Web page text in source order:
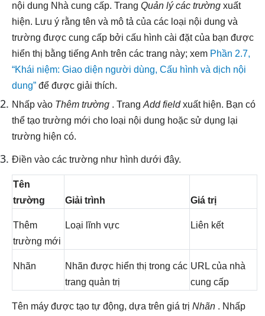
nội dung Nhà cung cấp. TrangQuản lý các trường xuất
hiện. Lưu ý rằng tên và mô tả của các loại nội dung và
trường được cung cấp bởi cấu hình cài đặt của bạn được
hiển thị bằng tiếng Anh trên các trang này; xem Phần 2.7,
“Khái niệm: Giao diện người dùng, Cấu hình và dịch nội
dung” để được giải thích.
Nhấp vào Thêm trường . TrangAdd fieldxuất hiện. Bạn có
thể tạo trường mới cho loại nội dung hoặc sử dụng lại
trường hiện có.
Điền vào các trường như hình dưới đây.
Tên
trường
Giải trình Giá trị
Thêm
trường mới
Loại lĩnh vực Liên kết
Nhãn
Nhãn được hiển thị trong các
trang quản trị
URL của nhà
cung cấp
Tên máy được tạo tự động, dựa trên giá trịNhãn . Nhấp